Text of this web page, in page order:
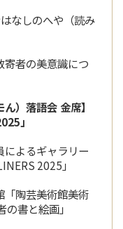
なしのへや（読み
者の美意識につ
）落語会 金席】
」
よるギャラリー
2025」
陶芸美術館美術
書と絵画」